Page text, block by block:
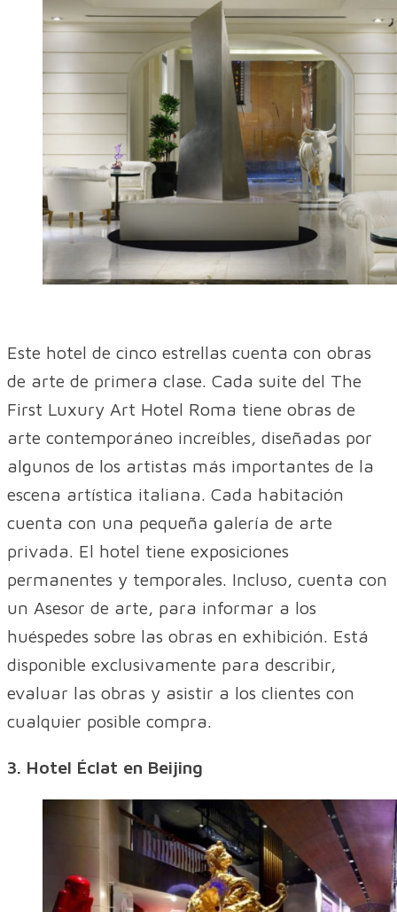
Este hotel de cinco estrellas cuenta con obras
de arte de primera clase. Cada suite del The
First Luxury Art Hotel Roma tiene obras de
arte contemporáneo increíbles, diseñadas por
algunos de los artistas más importantes de la
escena artística italiana. Cada habitación
cuenta con una pequeña galería de arte
privada. El hotel tiene exposiciones
permanentes y temporales. Incluso, cuenta con
un Asesor de arte, para informar a los
huéspedes sobre las obras en exhibición. Está
disponible exclusivamente para describir,
evaluar las obras y asistir a los clientes con
cualquier posible compra.
3. Hotel Éclat en Beijing